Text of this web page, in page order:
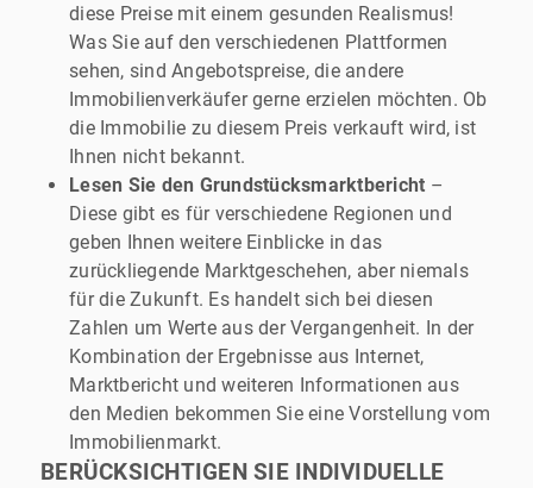
diese Preise mit einem gesunden Realismus!
Was Sie auf den verschiedenen Plattformen
sehen, sind Angebotspreise, die andere
Immobilienverkäufer gerne erzielen möchten. Ob
die Immobilie zu diesem Preis verkauft wird, ist
Ihnen nicht bekannt.
Lesen Sie den Grundstücksmarktbericht –
Diese gibt es für verschiedene Regionen und
geben Ihnen weitere Einblicke in das
zurückliegende Marktgeschehen, aber niemals
für die Zukunft. Es handelt sich bei diesen
Zahlen um Werte aus der Vergangenheit. In der
Kombination der Ergebnisse aus Internet,
Marktbericht und weiteren Informationen aus
den Medien bekommen Sie eine Vorstellung vom
Immobilienmarkt.
BERÜCKSICHTIGEN SIE INDIVIDUELLE